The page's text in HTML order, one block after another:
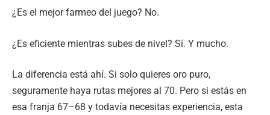
¿Es el mejor farmeo del juego? No.
¿Es eficiente mientras subes de nivel? Sí. Y mucho.
La diferencia está ahí. Si solo quieres oro puro,
seguramente haya rutas mejores al 70. Pero si estás en
esa franja 67–68 y todavía necesitas experiencia, esta